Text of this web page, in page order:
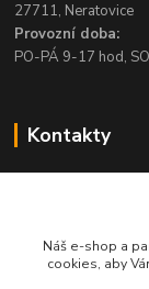
27711, Neratovice
Provozní doba:
PO-PÁ 9-17 hod,
Kontakty
PO-PÁ / 9-17 hod,
info@rapid-
Náš e-shop a
cookies, aby